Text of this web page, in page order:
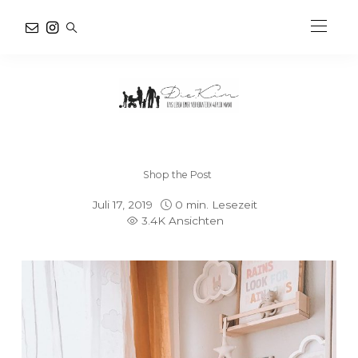
Shop the Post
Juli 17, 2019
0 min. Lesezeit
3.4K Ansichten